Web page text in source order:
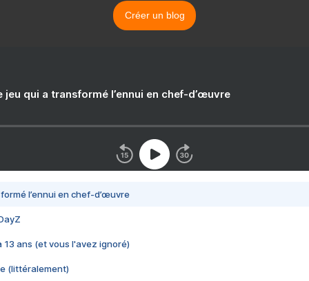
Créer un blog
jeu qui a transformé l’ennui en chef-d’œuvre
l’ennui en chef-d’œuvre
13 ans (et vous l'avez ignoré)
(littéralement)